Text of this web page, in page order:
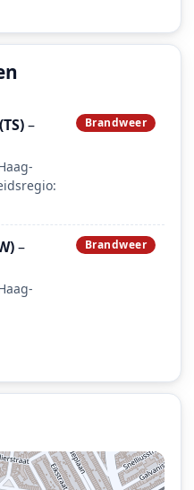
–
Brandweer
–
Brandweer
Den Haag.